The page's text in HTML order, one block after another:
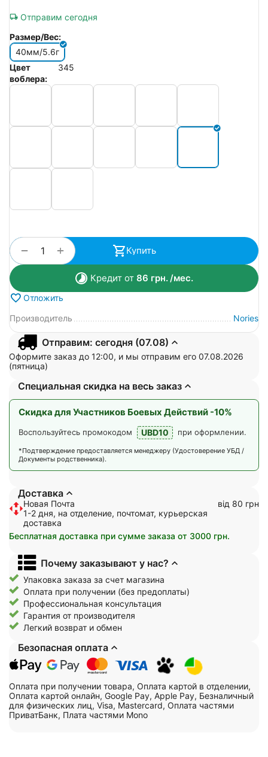
Отправим сегодня
Размер/Вес:
40мм/5.6г
Цвет
воблера:
345
+
− Купить
Кредит от 86 грн./мес.
Отложить
Производитель
Nories
Отправим: сегодня (07.08)
Оформите заказ до 12:00, и мы отправим его 07.08.2026
(пятница)
Специальная скидка на весь заказ
Скидка для Участников Боевых Действий -10%
Воспользуйтесь промокодом UBD10 при оформлении.
*Подтверждение предоставляется менеджеру (Удостоверение УБД /
Документы родственника).
Доставка
Новая Почта
1-2 дня, на отделение, почтомат, курьерская
доставка
від 80 грн
Бесплатная доставка при сумме заказа от 3000 грн.
Почему заказывают у нас?
Упаковка заказа за счет магазина
Оплата при получении (без предоплаты)
Профессиональная консультация
Гарантия от производителя
Легкий возврат и обмен
Безопасная оплата
Оплата при получении товара, Оплата картой в отделении,
Оплата картой онлайн, Google Pay, Apple Pay, Безналичный
для физических лиц, Visa, Mastercard, Оплата частями
ПриватБанк, Плата частями Mono